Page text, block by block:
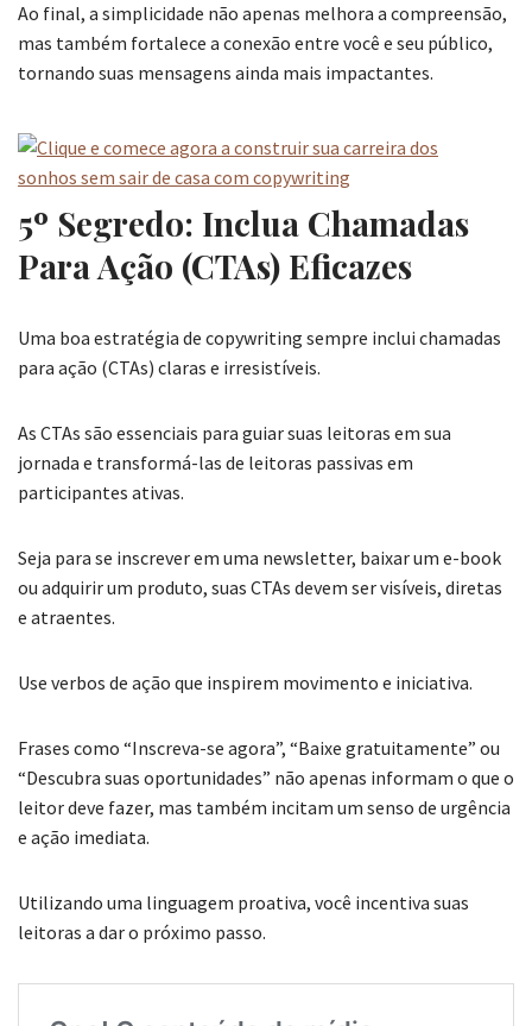
Ao final, a simplicidade não apenas melhora a compreensão,
mas também fortalece a conexão entre você e seu público,
tornando suas mensagens ainda mais impactantes.
5º Segredo: Inclua Chamadas
Para Ação (CTAs) Eficazes
Uma boa estratégia de copywriting sempre inclui chamadas
para ação (CTAs) claras e irresistíveis.
As CTAs são essenciais para guiar suas leitoras em sua
jornada e transformá-las de leitoras passivas em
participantes ativas.
Seja para se inscrever em uma newsletter, baixar um e-book
ou adquirir um produto, suas CTAs devem ser visíveis, diretas
e atraentes.
Use verbos de ação que inspirem movimento e iniciativa.
Frases como “Inscreva-se agora”, “Baixe gratuitamente” ou
“Descubra suas oportunidades” não apenas informam o que o
leitor deve fazer, mas também incitam um senso de urgência
e ação imediata.
Utilizando uma linguagem proativa, você incentiva suas
leitoras a dar o próximo passo.